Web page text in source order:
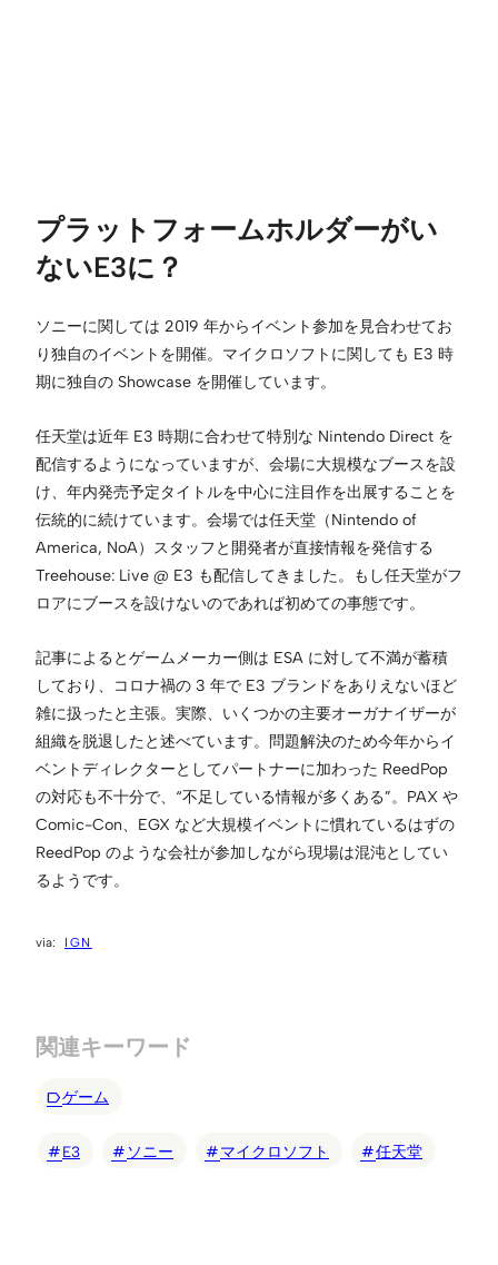
プラットフォームホルダーがい
ないE3に？
ソニーに関しては 2019 年からイベント参加を見合わせてお
り独自のイベントを開催。マイクロソフトに関しても E3 時
期に独自の Showcase を開催しています。
任天堂は近年 E3 時期に合わせて特別な Nintendo Direct を
配信するようになっていますが、会場に大規模なブースを設
け、年内発売予定タイトルを中心に注目作を出展することを
伝統的に続けています。会場では任天堂（Nintendo of
America, NoA）スタッフと開発者が直接情報を発信する
Treehouse: Live @ E3 も配信してきました。もし任天堂がフ
ロアにブースを設けないのであれば初めての事態です。
記事によるとゲームメーカー側は ESA に対して不満が蓄積
しており、コロナ禍の 3 年で E3 ブランドをありえないほど
雑に扱ったと主張。実際、いくつかの主要オーガナイザーが
組織を脱退したと述べています。問題解決のため今年からイ
ベントディレクターとしてパートナーに加わった ReedPop
の対応も不十分で、“不足している情報が多くある”。PAX や
Comic-Con、EGX など大規模イベントに慣れているはずの
ReedPop のような会社が参加しながら現場は混沌としてい
るようです。
IGN
関連キーワード
ゲーム
E3 ソニー マイクロソフト 任天堂